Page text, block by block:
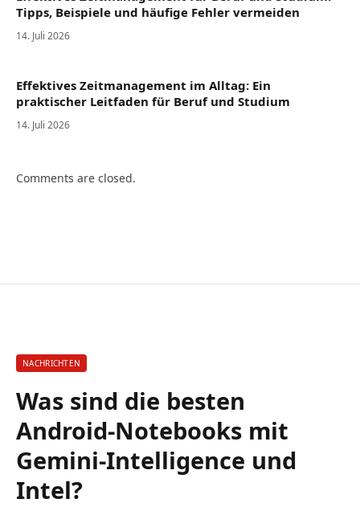
Tipps, Beispiele und häufige Fehler vermeiden
14. Juli 2026
Effektives Zeitmanagement im Alltag: Ein
praktischer Leitfaden für Beruf und Studium
14. Juli 2026
Comments are closed.
NACHRICHTEN
Was sind die besten
Android-Notebooks mit
Gemini-Intelligence und
Intel?